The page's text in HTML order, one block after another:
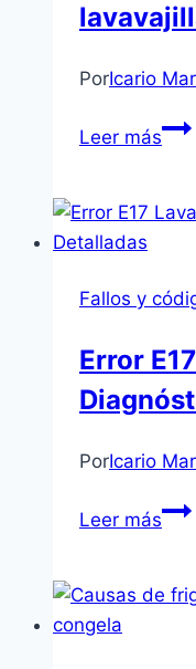
PorIcario
Leer más
del
Fallos y
Error
PorIcario
Leer másError